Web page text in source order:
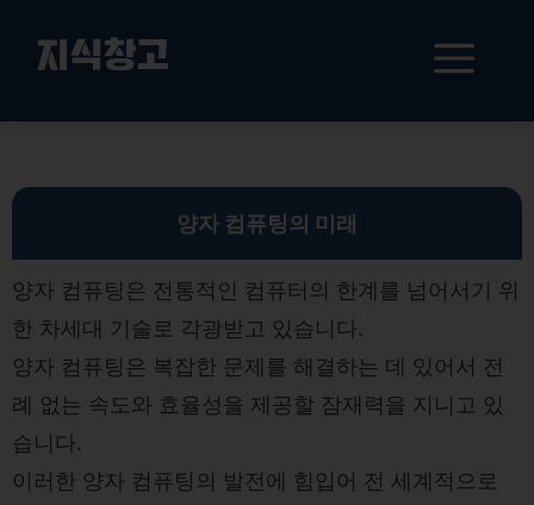
뛰
지식창고
메
뉴
양자 컴퓨팅의 미래
양자 컴퓨팅은 전통적인 컴퓨터의 한계를 넘어서기 위
한 차세대 기술로 각광받고 있습니다.
양자 컴퓨팅은 복잡한 문제를 해결하는 데 있어서 전
례 없는 속도와 효율성을 제공할 잠재력을 지니고 있
습니다.
이러한 양자 컴퓨팅의 발전에 힘입어 전 세계적으로